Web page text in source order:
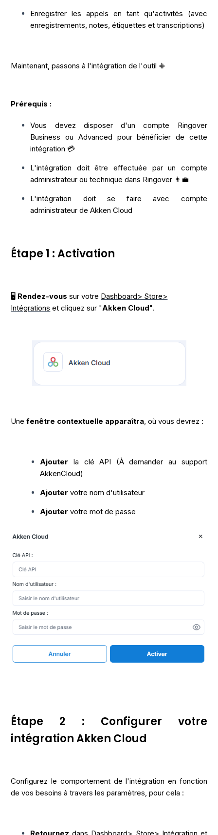
Enregistrer les appels en tant qu'activités (avec
enregistrements, notes, étiquettes et transcriptions)
Maintenant, passons à l'intégration de l'outil 📳
Prérequis :
Vous devez disposer d'un compte Ringover
Business ou Advanced pour bénéficier de cette
intégration 💳
L'intégration doit être effectuée par un compte
administrateur ou technique dans Ringover 👨‍💼
L'intégration doit se faire avec compte
administrateur de Akken Cloud
Étape 1 : Activation
🖥️ Rendez-vous sur votre Dashboard> Store>
Intégrations et cliquez sur "Akken Cloud".
Unefenêtre contextuelle apparaîtra , où vous devrez :
Ajouter la clé API (À demander au support
AkkenCloud)
Ajouter votre nom d'utilisateur
Ajouter votre mot de passe
Étape 2 : Configurer votre
intégration Akken Cloud
Configurez le comportement de l'intégration en fonction
de vos besoins à travers les paramètres, pour cela :
Retournez dans Dashboard> Store> Intégration et